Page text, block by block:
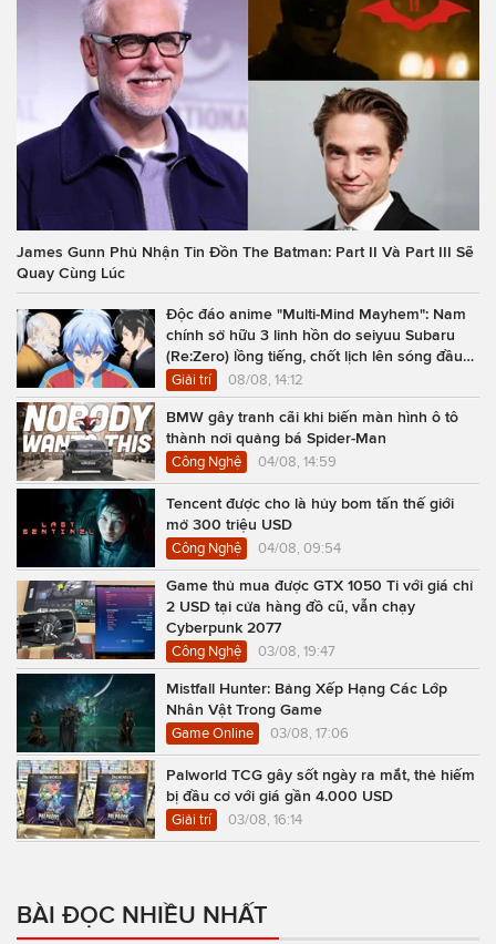
James Gunn Phủ Nhận Tin Đồn The Batman: Part II Và Part III Sẽ
Quay Cùng Lúc
Độc đáo anime "Multi-Mind Mayhem": Nam
chính sở hữu 3 linh hồn do seiyuu Subaru
(Re:Zero) lồng tiếng, chốt lịch lên sóng đầu
năm 2027
Giải trí 08/08, 14:12
BMW gây tranh cãi khi biến màn hình ô tô
thành nơi quảng bá Spider-Man
Công Nghệ 04/08, 14:59
Tencent được cho là hủy bom tấn thế giới
mở 300 triệu USD
Công Nghệ 04/08, 09:54
Game thủ mua được GTX 1050 Ti với giá chỉ
2 USD tại cửa hàng đồ cũ, vẫn chạy
Cyberpunk 2077
Công Nghệ 03/08, 19:47
Mistfall Hunter: Bảng Xếp Hạng Các Lớp
Nhân Vật Trong Game
Game Online 03/08, 17:06
Palworld TCG gây sốt ngày ra mắt, thẻ hiếm
bị đầu cơ với giá gần 4.000 USD
Giải trí 03/08, 16:14
BÀI ĐỌC NHIỀU NHẤT